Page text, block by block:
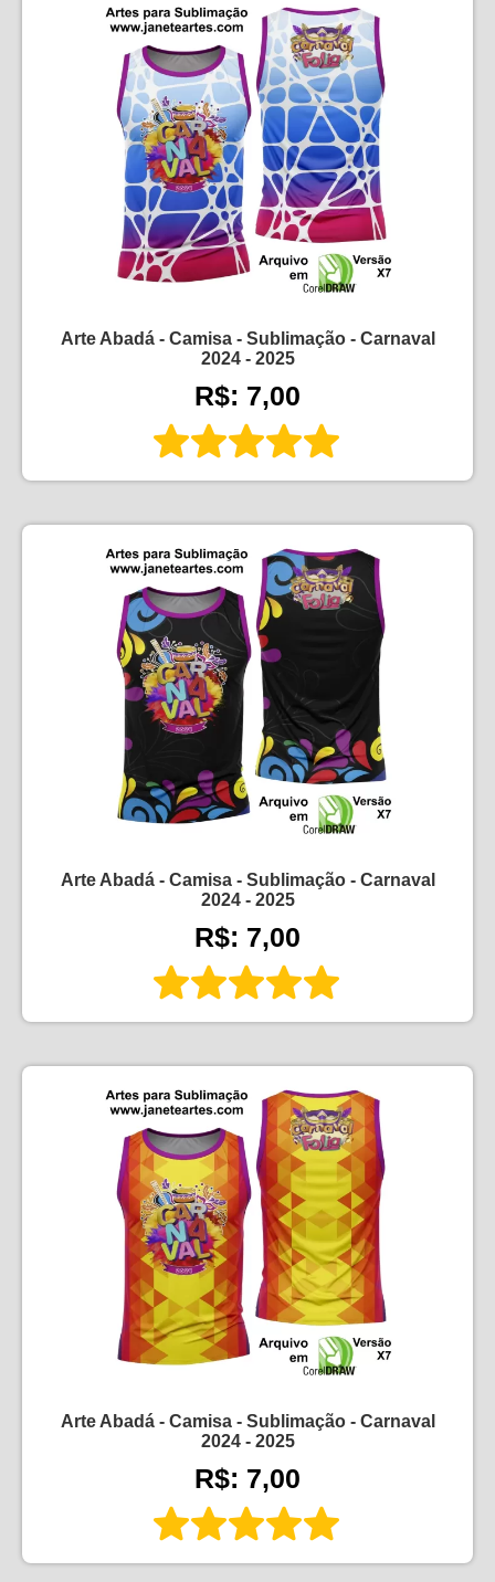
Arte Abadá - Camisa - Sublimação - Carnaval
2024 - 2025
R$: 7,00
Arte Abadá - Camisa - Sublimação - Carnaval
2024 - 2025
R$: 7,00
Arte Abadá - Camisa - Sublimação - Carnaval
2024 - 2025
R$: 7,00